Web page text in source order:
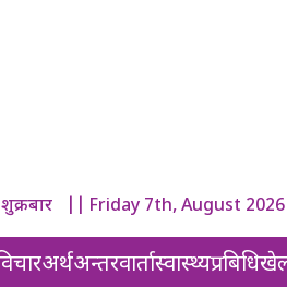
शुक्रबार || Friday 7th, August 2026
अर्थअन्तरवार्तास्वास्थ्यप्रबिधि